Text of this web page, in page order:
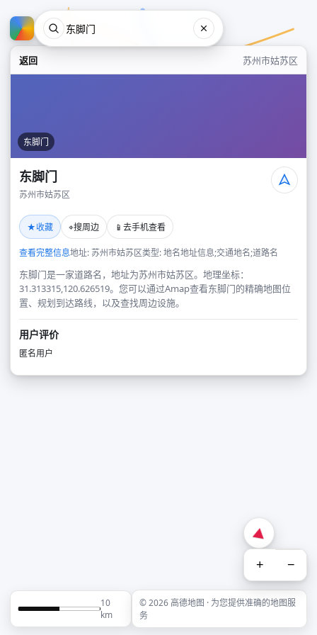
返回 苏州市姑苏区
东脚门
东脚门
苏州市姑苏区
★收藏 ⌖搜周边 📱 去手机查看
查看完整信息地址: 苏州市姑苏区类型: 地名地址信息;交通地名;道路名
东脚门是一家道路名，地址为苏州市姑苏区。地理坐标：
31.313315,120.626519。您可以通过Amap查看东脚门的精确地图位
置、规划到达路线，以及查找周边设施。
用户评价
匿名用户
+ −
10
km
© 2026 高德地图 · 为您提供准确的地图服
务